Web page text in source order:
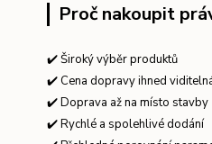
Proč nakoupit
✔️ Široký výběr produktů
✔️ Cena dopravy ihned
✔️ Doprava až na místo stavby
✔️ Rychlé a spolehlivé dodání